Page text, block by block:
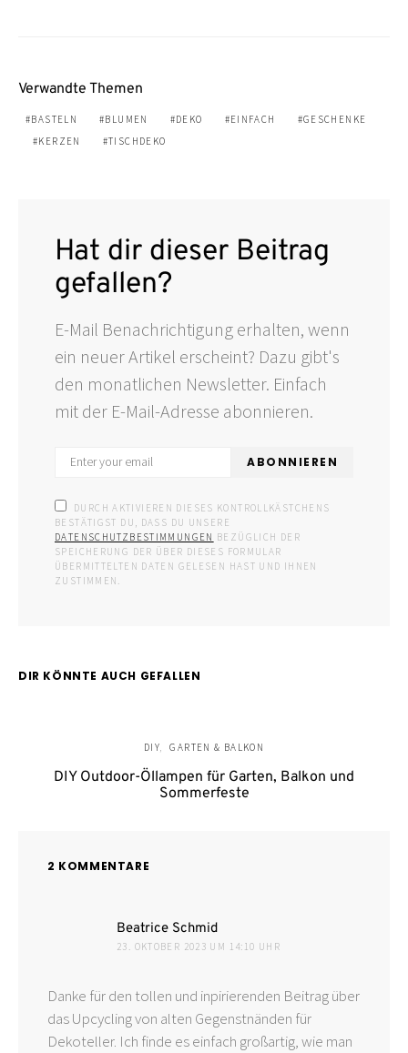
Verwandte Themen
BASTELN BLUMEN DEKO EINFACH
GESCHENKE
KERZEN
TISCHDEKO
Hat dir dieser Beitrag
gefallen?
E-Mail Benachrichtigung erhalten, wenn
ein neuer Artikel erscheint? Dazu gibt's
den monatlichen Newsletter. Einfach
mit der E-Mail-Adresse abonnieren.
ABONNIEREN
DURCH AKTIVIEREN DIESES KONTROLLKÄSTCHENS
BESTÄTIGST DU, DASS DU UNSERE
DATENSCHUTZBESTIMMUNGEN BEZÜGLICH DER
SPEICHERUNG DER ÜBER DIESES FORMULAR
ÜBERMITTELTEN DATEN GELESEN HAST UND IHNEN
ZUSTIMMEN.
DIR KÖNNTE AUCH GEFALLEN
DIY GARTEN & BALKON
DIY Outdoor-Öllampen für Garten, Balkon und
Sommerfeste
2 KOMMENTARE
Beatrice Schmid
23. OKTOBER 2023 UM 14:10 UHR
Danke für den tollen und inpirierenden Beitrag über
das Upcycling von alten Gegenstnänden für
Dekoteller. Ich finde es einfach großartig, wie man